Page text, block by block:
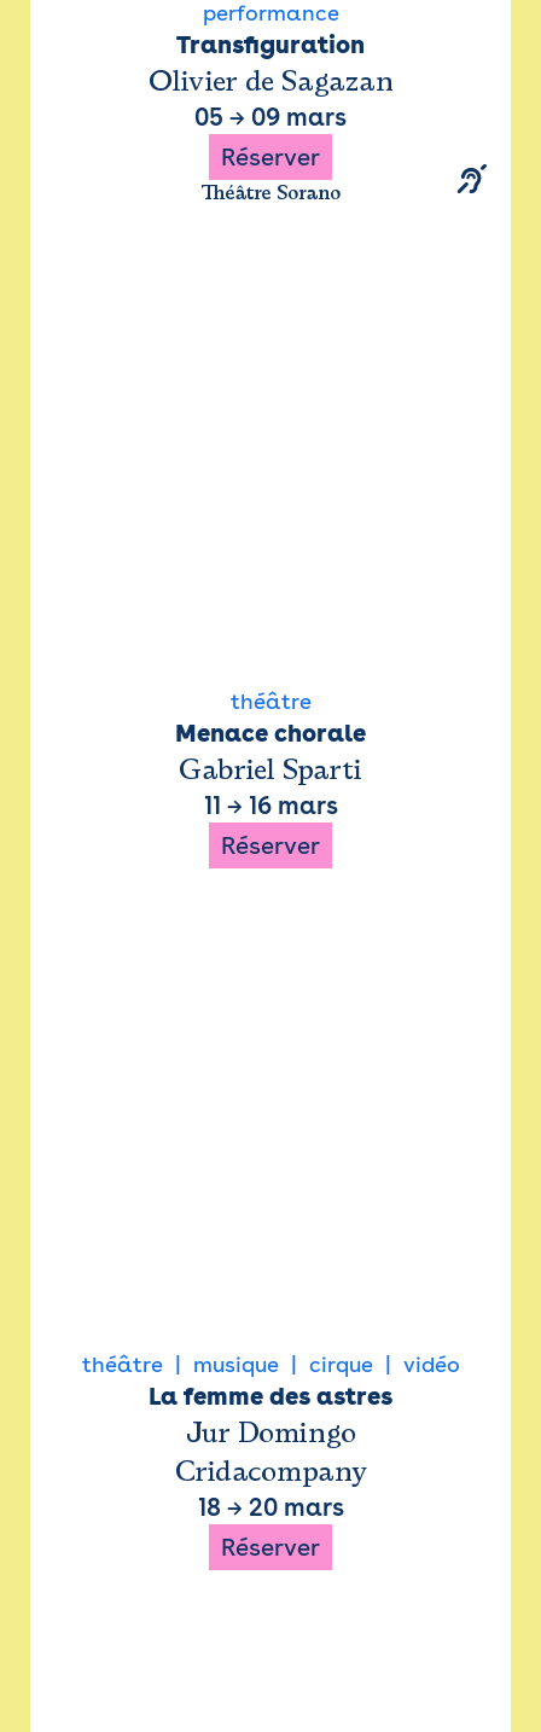
performance
Transfiguration
Olivier de Sagazan
05 → 09 mars
Réserver
Théâtre Sorano
théâtre
Menace chorale
Gabriel Sparti
11 → 16 mars
Réserver
théâtre musique cirque vidéo
La femme des astres
Jur Domingo
Cridacompany
18 → 20 mars
Réserver